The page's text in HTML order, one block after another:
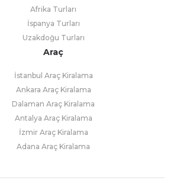
Afrika Turları
İspanya Turları
Uzakdoğu Turları
Araç
İstanbul Araç Kiralama
Ankara Araç Kiralama
Dalaman Araç Kiralama
Antalya Araç Kiralama
İzmir Araç Kiralama
Adana Araç Kiralama